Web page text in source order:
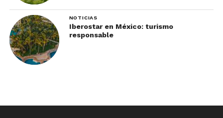
NOTICIAS
Iberostar en México: turismo
responsable